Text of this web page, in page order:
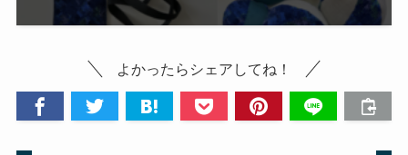
よかったらシェアしてね！